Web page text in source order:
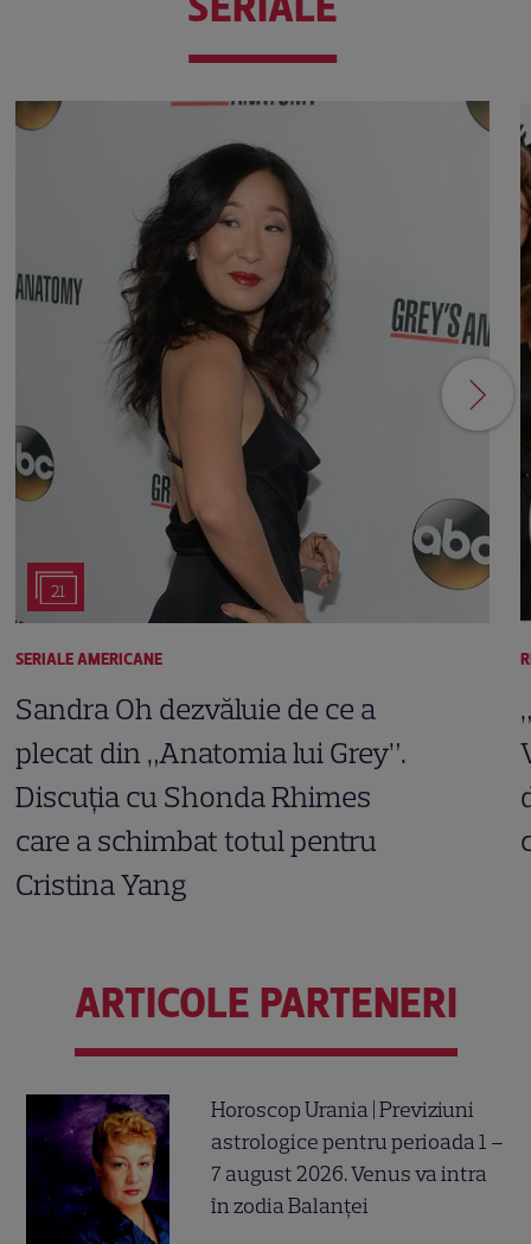
21
SERIALE AMERICANE
Sandra Oh dezvăluie de ce a
plecat din „Anatomia lui Grey”.
Discuția cu Shonda Rhimes
care a schimbat totul pentru
Cristina Yang
ARTICOLE PARTENERI
Horoscop Urania | Previziuni
astrologice pentru perioada 1 –
7 august 2026. Venus va intra
în zodia Balanței